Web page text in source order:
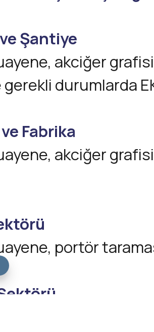
Şantiye
akciğer
durumlarda
Fabrika
akciğer
portör